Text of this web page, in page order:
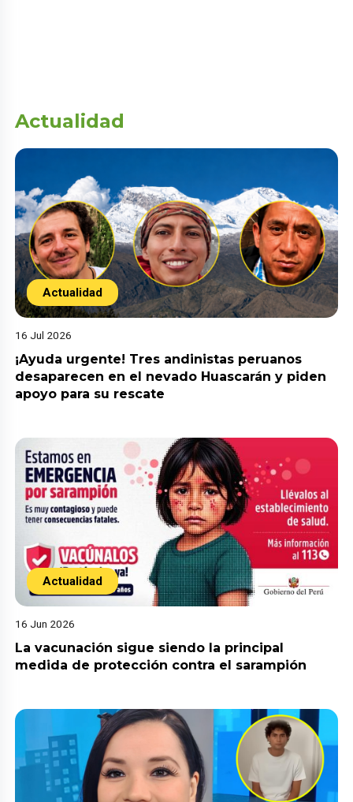
Actualidad
Actualidad
16 Jul 2026
¡Ayuda urgente! Tres andinistas peruanos
desaparecen en el nevado Huascarán y piden
apoyo para su rescate
Actualidad
16 Jun 2026
La vacunación sigue siendo la principal
medida de protección contra el sarampión